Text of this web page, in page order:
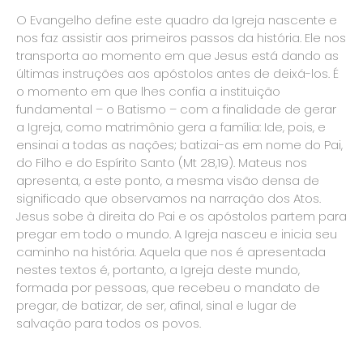
O Evangelho define este quadro da Igreja nascente e
nos faz assistir aos primeiros passos da história. Ele nos
transporta ao momento em que Jesus está dando as
últimas instruções aos apóstolos antes de deixá-los. É
o momento em que lhes confia a instituição
fundamental – o Batismo – com a finalidade de gerar
a Igreja, como matrimônio gera a família: Ide, pois, e
ensinai a todas as nações; batizai-as em nome do Pai,
do Filho e do Espírito Santo (Mt 28,19). Mateus nos
apresenta, a este ponto, a mesma visão densa de
significado que observamos na narração dos Atos.
Jesus sobe à direita do Pai e os apóstolos partem para
pregar em todo o mundo. A Igreja nasceu e inicia seu
caminho na história. Aquela que nos é apresentada
nestes textos é, portanto, a Igreja deste mundo,
formada por pessoas, que recebeu o mandato de
pregar, de batizar, de ser, afinal, sinal e lugar de
salvação para todos os povos.